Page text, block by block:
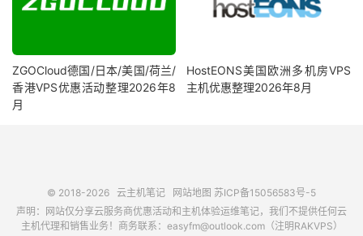
ZGOCloud德国/日本/美国/荷兰/
香港VPS优惠活动整理2026年8
月
HostEONS美国欧洲多机房VPS
主机优惠整理2026年8月
© 2018-2026 云主机笔记 网站地图 苏ICP备15056583号-5
声明：网站仅分享云服务商优惠活动和主机体验运维笔记，我们不提供任何云
主机代理和销售业务！商务联系：easyfm@outlook.com（注明RAKVPS）